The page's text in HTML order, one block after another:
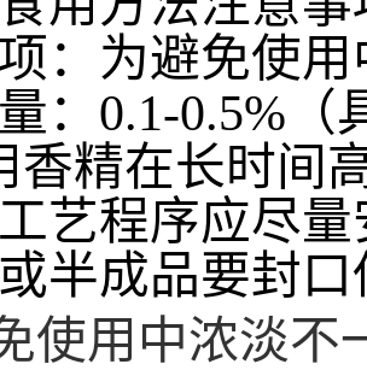
：为避免使
：0.1-0.5%
香精在长时间
艺程序应尽
半成品要封
使用中浓淡不